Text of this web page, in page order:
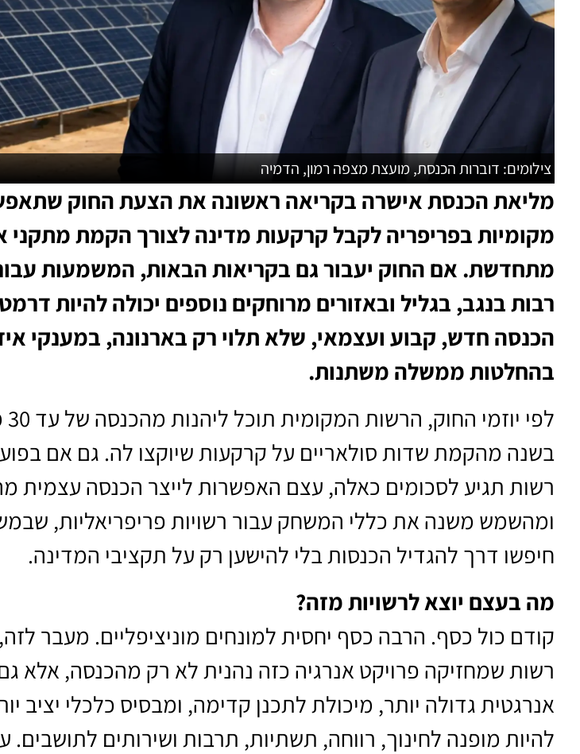
צילומים: דוברות הכנסת, מועצת מצפה רמון, הדמיה
מליאת הכנסת אישרה בקריאה ראשונה את הצעת החוק
מקומיות בפריפריה לקבל קרקעות מדינה לצורך הקמת מתקני
מתחדשת. אם החוק יעבור גם בקריאות הבאות, המשמעות
רבות בנגב, בגליל ובאזורים מרוחקים נוספים יכולה להיות
הכנסה חדש, קבוע ועצמאי, שלא תלוי רק בארנונה, במענקי
בהחלטות ממשלה משתנות.
בשנה מהקמת שדות סולאריים על קרקעות שיוקצו לה. גם אם
רשות תגיע לסכומים כאלה, עצם האפשרות לייצר הכנסה עצמית
ומהשמש משנה את כללי המשחק עבור רשויות פריפריאליות,
חיפשו דרך להגדיל הכנסות בלי להישען רק על תקציבי המדינה.
מה בעצם יוצא לרשויות מזה?
קודם כול כסף. הרבה כסף יחסית למונחים מוניציפליים. מעבר
רשות שמחזיקה פרויקט אנרגיה כזה נהנית לא רק מהכנסה, אלא
אנרגטית גדולה יותר, מיכולת לתכנן קדימה, ומבסיס כלכלי יציב
להיות מופנה לחינוך, רווחה, תשתיות, תרבות ושירותים לתושבים.